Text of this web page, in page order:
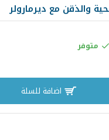
والذقن مع ديرمارولر
متوفر
اضافة للسلة